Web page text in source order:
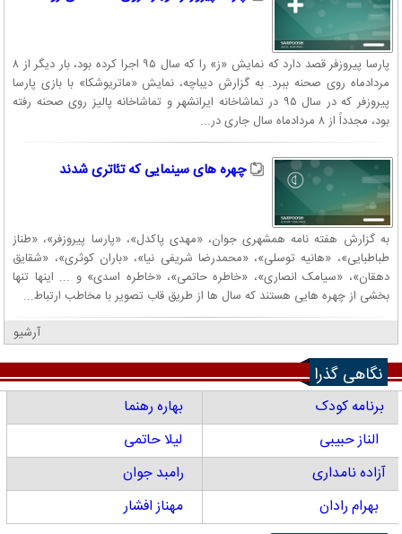
پارسا پیروزفر قصد دارد که نمایش «ز» را که سال ۹۵ اجرا کرده بود، بار دیگر از ۸
مردادماه روی صحنه ببرد. به گزارش دیباچه، نمایش «ماتریوشکا» با بازی پارسا
پیروزفر که در سال ۹۵ در تماشاخانه ایرانشهر و تماشاخانه پالیز روی صحنه رفته
بود، مجدداً از ۸ مردادماه سال جاری در...
چهره های سینمایی که تئاتری شدند
به گزارش هفته نامه همشهری جوان، «مهدی پاکدل»، «پارسا پیروزفر»، «طناز
طباطبایی»، «هانیه توسلی»، «محمدرضا شریفی نیا»، «باران کوثری»، «شقایق
دهقان»، «سیامک انصاری»، «خاطره حاتمی»، «خاطره اسدی» و ... اینها تنها
بخشی از چهره هایی هستند که سال ها از طریق قاب تصویر با مخاطب ارتباط...
آرشیو
نگاهی گذرا
برنامه کودک
بهاره رهنما
الناز حبیبی
لیلا حاتمی
آزاده نامداری
رامبد جوان
بهرام رادان
مهناز افشار